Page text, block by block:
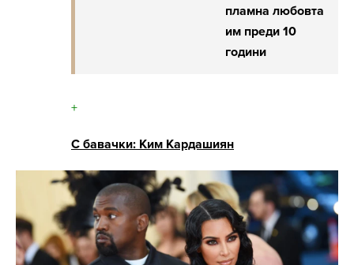
пламна любовта
им преди 10
години
+
С бавачки: Ким Кардашиян